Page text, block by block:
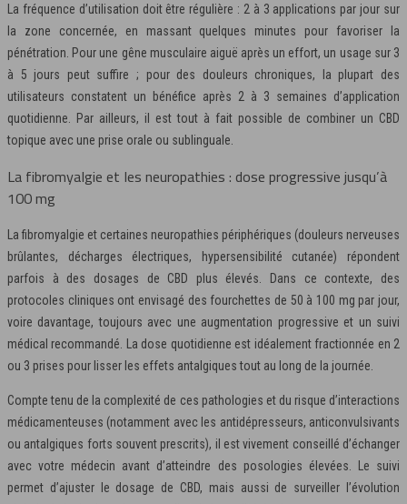
La fréquence d’utilisation doit être régulière : 2 à 3 applications par jour sur
la zone concernée, en massant quelques minutes pour favoriser la
pénétration. Pour une gêne musculaire aiguë après un effort, un usage sur 3
à 5 jours peut suffire ; pour des douleurs chroniques, la plupart des
utilisateurs constatent un bénéfice après 2 à 3 semaines d’application
quotidienne. Par ailleurs, il est tout à fait possible de combiner un CBD
topique avec une prise orale ou sublinguale.
La fibromyalgie et les neuropathies : dose progressive jusqu’à
100 mg
La fibromyalgie et certaines neuropathies périphériques (douleurs nerveuses
brûlantes, décharges électriques, hypersensibilité cutanée) répondent
parfois à des dosages de CBD plus élevés. Dans ce contexte, des
protocoles cliniques ont envisagé des fourchettes de 50 à 100 mg par jour,
voire davantage, toujours avec une augmentation progressive et un suivi
médical recommandé. La dose quotidienne est idéalement fractionnée en 2
ou 3 prises pour lisser les effets antalgiques tout au long de la journée.
Compte tenu de la complexité de ces pathologies et du risque d’interactions
médicamenteuses (notamment avec les antidépresseurs, anticonvulsivants
ou antalgiques forts souvent prescrits), il est vivement conseillé d’échanger
avec votre médecin avant d’atteindre des posologies élevées. Le suivi
permet d’ajuster le dosage de CBD, mais aussi de surveiller l’évolution